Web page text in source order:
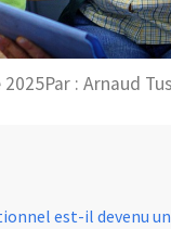
2025Par : Arnaud
est-il devenu